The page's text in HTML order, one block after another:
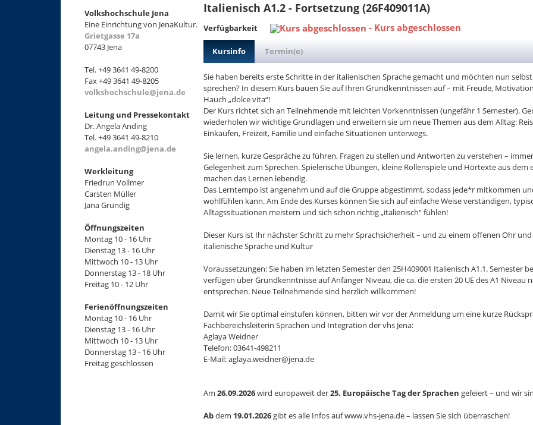
Volkshochschule Jena
Eine Einrichtung von JenaKultur.
Grietgasse 17a
07743 Jena
Tel. +49 3641 49-8200
Fax +49 3641 49-8205
volkshochschule@jena.de
Leitung und Pressekontakt
Dr. Angela Anding
Tel. +49 3641 49-8210
angela.anding@jena.de
Werkleitung
Friedrun Vollmer
Carsten Müller
Jana Gründig
Öffnungszeiten
Montag 10 - 16 Uhr
Dienstag 13 - 16 Uhr
Mittwoch 10 - 13 Uhr
Donnerstag 13 - 18 Uhr
Freitag 10 - 12 Uhr
Ferienöffnungszeiten
Montag 10 - 16 Uhr
Dienstag 13 - 16 Uhr
Mittwoch 10 - 13 Uhr
Donnerstag 13 - 16 Uhr
Freitag geschlossen
Italienisch A1.2 - Fortsetzung (26F409011A)
Verfügbarkeit - Kurs abgeschlossen
Kursinfo Termin(e)
Sie haben bereits erste Schritte in der italienischen Sprache gemacht und möchten nun
sprechen? In diesem Kurs bauen Sie auf Ihren Grundkenntnissen auf – mit Freude,
Hauch „dolce vita“!
Der Kurs richtet sich an Teilnehmende mit leichten Vorkenntnissen (ungefähr 1 Semester).
wiederholen wir wichtige Grundlagen und erweitern sie um neue Themen aus dem Alltag:
Einkaufen, Freizeit, Familie und einfache Situationen unterwegs.
Sie lernen, kurze Gespräche zu führen, Fragen zu stellen und Antworten zu verstehen –
Gelegenheit zum Sprechen. Spielerische Übungen, kleine Rollenspiele und Hörtexte aus dem
machen das Lernen lebendig.
Das Lerntempo ist angenehm und auf die Gruppe abgestimmt, sodass jede*r mitkommen
wohlfühlen kann. Am Ende des Kurses können Sie sich auf einfache Weise verständigen,
Alltagssituationen meistern und sich schon richtig „italienisch“ fühlen!
Dieser Kurs ist Ihr nächster Schritt zu mehr Sprachsicherheit – und zu einem offenen Ohr
italienische Sprache und Kultur
Voraussetzungen: Sie haben im letzten Semester den 25H409001 Italienisch A1.1. Semester
verfügen über Grundkenntnisse auf Anfänger Niveau, die ca. die ersten 20 UE des A1 Niveau
entsprechen. Neue Teilnehmende sind herzlich willkommen!
Damit wir Sie optimal einstufen können, bitten wir vor der Anmeldung um eine kurze
Fachbereichsleiterin Sprachen und Integration der vhs Jena:
Aglaya Weidner
Telefon: 03641-498211
E-Mail: aglaya.weidner@jena.de
Am 26.09.2026wird europaweit der25. Europäische Tag der Sprachen gefeiert – und wir
Abdem 19.01.2026gibt es alle Infos auf www.vhs-jena.de – lassen Sie sich überraschen!